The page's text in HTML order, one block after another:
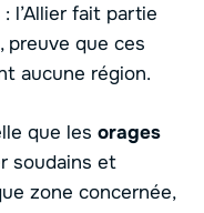
: l’Allier fait partie
preuve que ces
aucune région.
que les orages
soudains et
zone concernée,